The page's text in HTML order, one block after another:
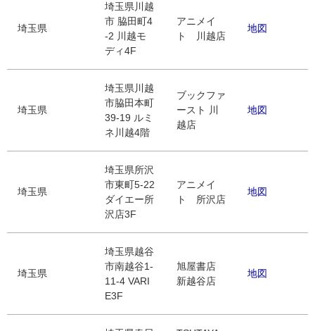
埼玉県
埼玉県川越
市 脇田町4
-2 川越モ
ディ4F
アニメイ
ト 川越店
地図
埼玉県
埼玉県川越
市脇田本町
39-19 ルミ
ネ川越4階
ブックファ
ースト 川
越店
地図
埼玉県
埼玉県所沢
市東町5-22
ダイエー所
沢店3F
アニメイ
ト 所沢店
地図
埼玉県
埼玉県越谷
市南越谷1-
11-4 VARI
E3F
旭屋書店
新越谷店
地図